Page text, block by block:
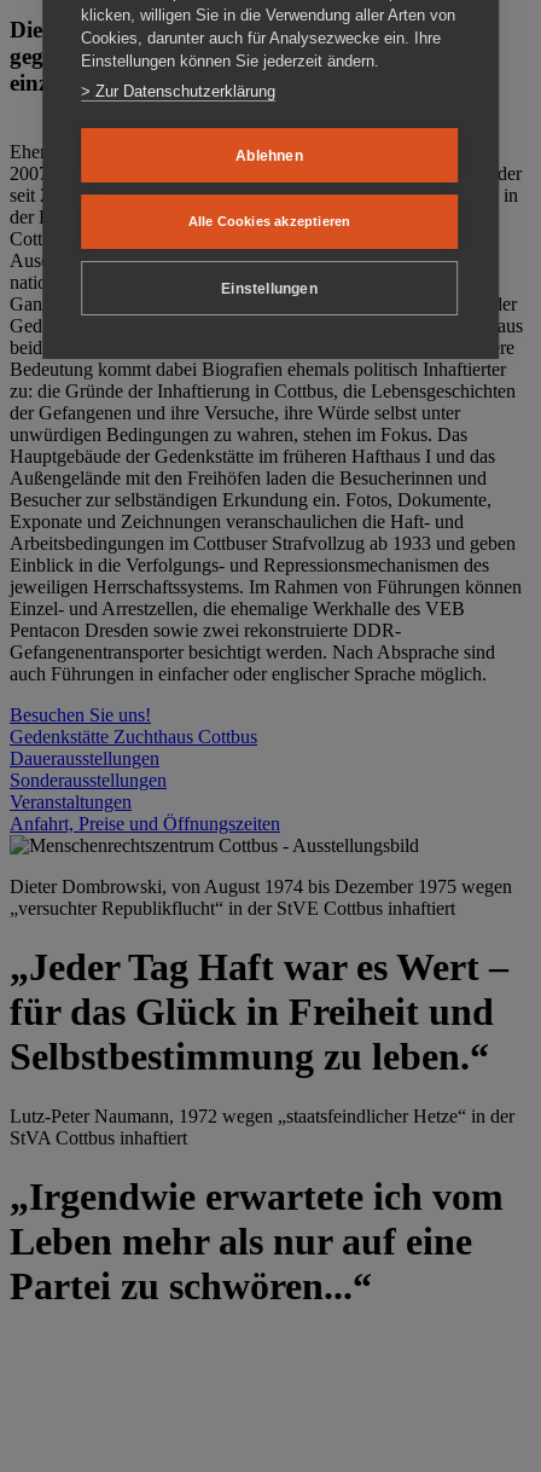
Die Gedenkstätte Zuchthaus Cottbus ist ein Ort
gegen das Vergessen. Anschaulich, nah und
einzigartig.
Ehemalige politische Häftlinge der DDR gründeten im Oktober
2007 den Verein Menschenrechtszentrum Cottbus e. V. (MRZ), der
seit 2011 Eigentümer des ehemaligen Gefängnisses (1860-2002) in
der Bautzener Straße und Träger der Gedenkstätte Zuchthaus
Cottbus ist. Im Zentrum der Arbeit der Gedenkstätte steht die
Auseinandersetzung mit politischem Unrecht während der
nationalsozialistischen Terrorherrschaft und der SED-Diktatur.
Ganzjährig zeigen mehrere Dauer- und Sonderausstellungen in der
Gedenkstätte Zuchthaus Cottbus Beispiele politischen Unrechts aus
beiden deutschen Diktaturen des 20. Jahrhunderts. Eine besondere
Bedeutung kommt dabei Biografien ehemals politisch Inhaftierter
zu: die Gründe der Inhaftierung in Cottbus, die Lebensgeschichten
der Gefangenen und ihre Versuche, ihre Würde selbst unter
unwürdigen Bedingungen zu wahren, stehen im Fokus. Das
Hauptgebäude der Gedenkstätte im früheren Hafthaus I und das
Außengelände mit den Freihöfen laden die Besucherinnen und
Besucher zur selbständigen Erkundung ein. Fotos, Dokumente,
Exponate und Zeichnungen veranschaulichen die Haft- und
Arbeitsbedingungen im Cottbuser Strafvollzug ab 1933 und geben
Einblick in die Verfolgungs- und Repressionsmechanismen des
jeweiligen Herrschaftssystems. Im Rahmen von Führungen können
Einzel- und Arrestzellen, die ehemalige Werkhalle des VEB
Pentacon Dresden sowie zwei rekonstruierte DDR-
Gefangenentransporter besichtigt werden. Nach Absprache sind
auch Führungen in einfacher oder englischer Sprache möglich.
Besuchen Sie uns!
Gedenkstätte Zuchthaus Cottbus
Dauerausstellungen
Sonderausstellungen
Veranstaltungen
Anfahrt, Preise und Öffnungszeiten
Dieter Dombrowski, von August 1974 bis Dezember 1975 wegen
„versuchter Republikflucht“ in der StVE Cottbus inhaftiert
„Jeder Tag Haft war es Wert –
für das Glück in Freiheit und
Selbstbestimmung zu leben.“
Lutz-Peter Naumann, 1972 wegen „staatsfeindlicher Hetze“ in der
StVA Cottbus inhaftiert
„Irgendwie erwartete ich vom
Leben mehr als nur auf eine
Partei zu schwören...“
klicken, willigen Sie in die Verwendung aller Arten von
Cookies, darunter auch für Analysezwecke ein. Ihre
Einstellungen können Sie jederzeit ändern.
> Zur Datenschutzerklärung
Ablehnen
Alle Cookies akzeptieren
Einstellungen